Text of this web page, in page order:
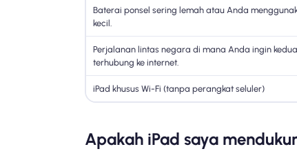
Baterai ponsel sering lemah atau Anda
kecil.
Perjalanan lintas negara di mana Anda ingin
terhubung ke internet.
iPad khusus Wi-Fi (tanpa perangkat seluler)
Apakah iPad saya